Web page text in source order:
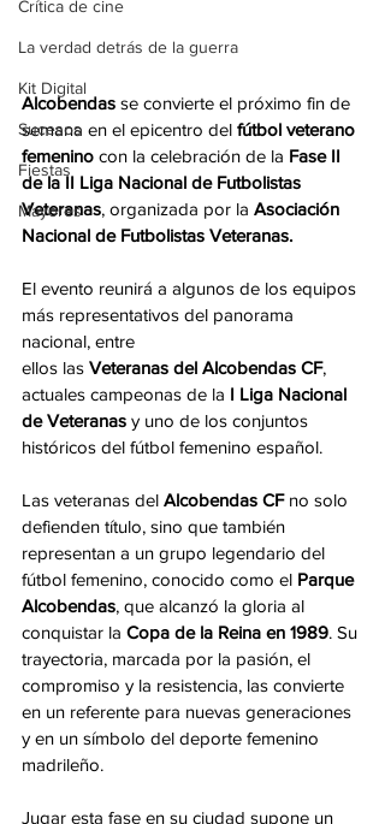
Crítica de cine
La verdad detrás de la guerra
Kit Digital
Sucesos
Fiestas
Mayores
Alcobendas se convierte el próximo fin de
semana en el epicentro del fútbol veterano
femenino con la celebración de la Fase II
de la II Liga Nacional de Futbolistas
Veteranas, organizada por la Asociación
Nacional de Futbolistas Veteranas.
El evento reunirá a algunos de los equipos
más representativos del panorama
nacional, entre
ellos las Veteranas del Alcobendas CF,
actuales campeonas de la I Liga Nacional
de Veteranas y uno de los conjuntos
históricos del fútbol femenino español.
Las veteranas del Alcobendas CF no solo
defienden título, sino que también
representan a un grupo legendario del
fútbol femenino, conocido como el Parque
Alcobendas, que alcanzó la gloria al
conquistar la Copa de la Reina en 1989. Su
trayectoria, marcada por la pasión, el
compromiso y la resistencia, las convierte
en un referente para nuevas generaciones
y en un símbolo del deporte femenino
madrileño.
Jugar esta fase en su ciudad supone un